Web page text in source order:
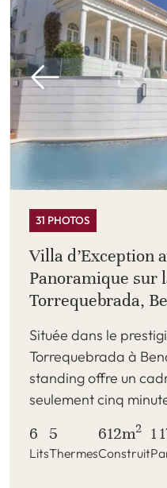
31 PHOTOS
Villa d’Exception
Panoramique sur
Torrequebrada,
Située dans le
Torrequebrada à
standing offre un
seulement cinq
6
Lits
5
Thermes
612m2
Construit
1